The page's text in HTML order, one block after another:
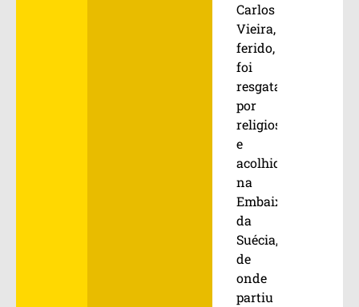
Carlos
Vieira,
ferido,
foi
resgatado
por
religiosos
e
acolhido
na
Embaixada
da
Suécia,
de
onde
partiu